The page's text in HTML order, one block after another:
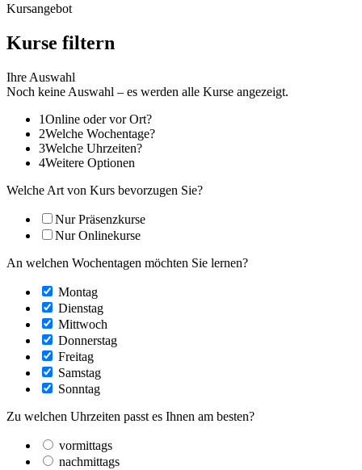
Kursangebot
Kurse filtern
Ihre Auswahl
Noch keine Auswahl – es werden alle Kurse angezeigt.
1Online oder vor Ort?
2Welche Wochentage?
3Welche Uhrzeiten?
4Weitere Optionen
Welche Art von Kurs bevorzugen Sie?
Nur Präsenzkurse
Nur Onlinekurse
An welchen Wochentagen möchten Sie lernen?
Montag
Dienstag
Mittwoch
Donnerstag
Freitag
Samstag
Sonntag
Zu welchen Uhrzeiten passt es Ihnen am besten?
vormittags
nachmittags